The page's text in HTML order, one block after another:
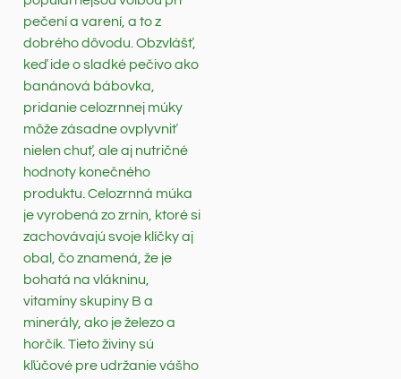
pečení a varení, a to z
dobrého dôvodu. Obzvlášť,
keď ide o sladké pečivo ako
banánová bábovka,
pridanie celozrnnej múky
môže zásadne ovplyvniť
nielen chuť, ale aj nutričné
hodnoty konečného
produktu. Celozrnná múka
je vyrobená zo zrnín, ktoré si
zachovávajú svoje klíčky aj
obal, čo znamená, že je
bohatá na vlákninu,
vitamíny skupiny B a
minerály, ako je železo a
horčík. Tieto živiny sú
kľúčové pre udržanie vášho